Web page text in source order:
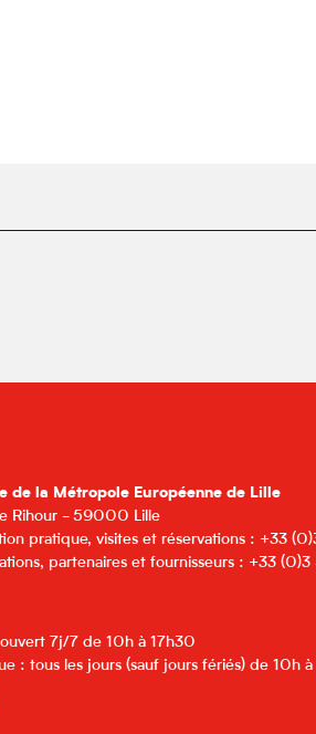
de la Métropole Européenne de Lille
Rihour - 59000 Lille
pratique, visites et réservations : +33
partenaires et fournisseurs : +33
7j/7 de 10h à 17h30
: tous les jours (sauf jours fériés) de 10h